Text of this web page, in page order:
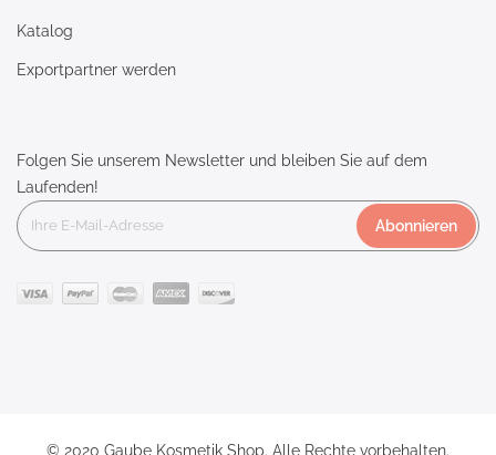
Katalog
Exportpartner werden
Folgen Sie unserem Newsletter und bleiben Sie auf dem
Laufenden!
Abonnieren
© 2020 Gaube Kosmetik Shop. Alle Rechte vorbehalten.